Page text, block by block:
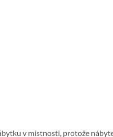
v místnosti, protože